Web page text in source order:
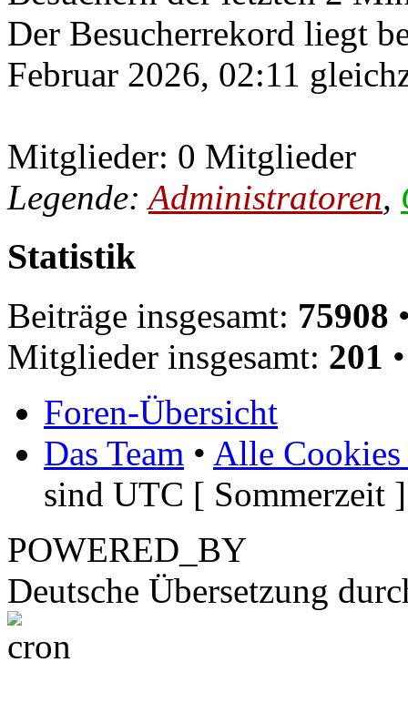
Der Besucherrekord liegt
Februar 2026, 02:11
Mitglieder: 0 Mitglieder
Legende:Administratoren,
Statistik
Beiträge insgesamt: 75908
Mitglieder insgesamt: 201
Foren-Übersicht
Das Team • Alle Cookies
sind UTC [ Sommerzeit ]
POWERED_BY
Deutsche Übersetzung